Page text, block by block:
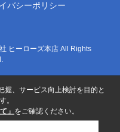
バシーポリシー
ヒーローズ本店 All Rights
握、サービス向上検討を目的と
。
」 をご確認ください。